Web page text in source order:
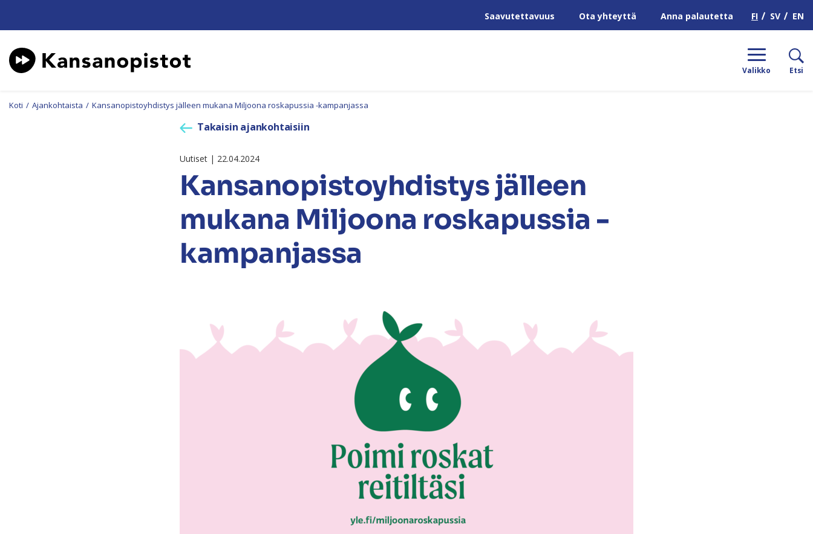
Saavutettavuus Ota yhteyttä Anna palautetta FI SV EN
Valikko Etsi
Koti / Ajankohtaista / Kansanopistoyhdistys jälleen mukana Miljoona roskapussia -kampanjassa
Takaisin ajankohtaisiin
Uutiset | 22.04.2024
Kansanopistoyhdistys jälleen
mukana Miljoona roskapussia -
kampanjassa